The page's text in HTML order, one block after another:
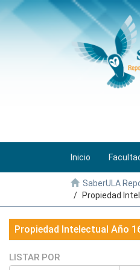
Inicio
SaberULA
Propiedad
Propiedad Intelectual Año
LISTAR POR